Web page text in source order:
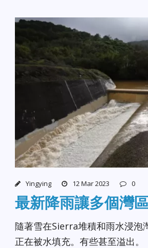
Yingying 12 Mar 2023 0
最新降雨讓多個灣
隨著雪在Sierra堆積和雨水浸泡
正在被水填充。有些甚至溢出。